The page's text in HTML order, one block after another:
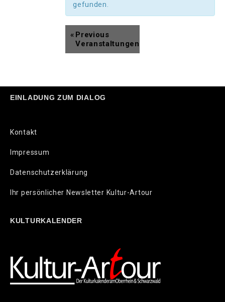
gefunden.
« Previous
Veranstaltungen
EINLADUNG ZUM DIALOG
Kontakt
Impressum
Datenschutzerklärung
Ihr persönlicher Newsletter Kultur-Artour
KULTURKALENDER